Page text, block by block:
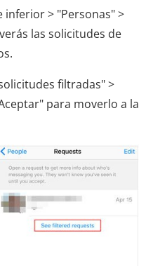
inferior > "Personas" >
las solicitudes de
filtradas" >
para moverlo a la